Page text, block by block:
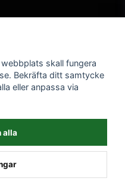
skall fungera
Bekräfta ditt samtycke
eller anpassa via
alla